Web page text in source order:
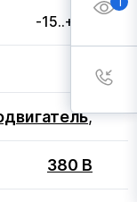
-15..+50
,
380 В